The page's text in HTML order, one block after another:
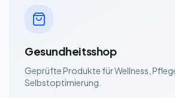
Gesundheitsshop
Geprüfte Produkte für Wellness,
Selbstoptimierung.